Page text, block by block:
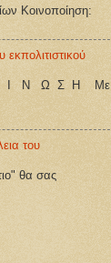
Κοινοποίηση:
Η Με
του
θα σας